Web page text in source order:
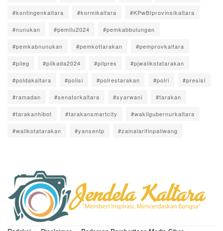
#kontingenkaltara #kormikaltara #KPwBIprovinsikaltara
#nunukan #pemilu2024 #pemkabbulungan
#pemkabnunukan #pemkottarakan #pemprovkaltara
#pileg #pilkada2024 #pilpres #pjwalikotatarakan
#poldakaltara #polisi #polrestarakan #polri #presisi
#ramadan #senatorkaltara #syarwani #tarakan
#tarakanhibot #tarakansmartcity #wakilgubernurkaltara
#walikotatarakan #yansentp #zainalarifinpaliwang